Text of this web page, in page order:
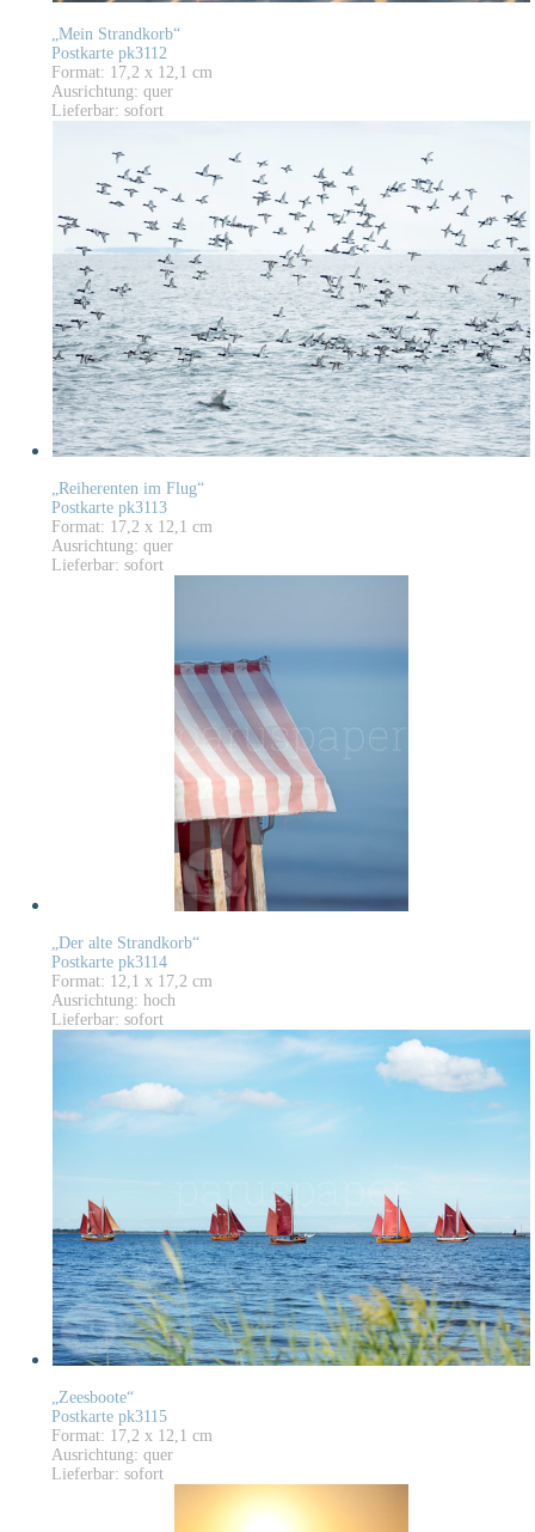
„Mein Strandkorb“
Postkarte pk3112
Format: 17,2 x 12,1 cm
Ausrichtung: quer
Lieferbar: sofort
„Reiherenten im Flug“
Postkarte pk3113
Format: 17,2 x 12,1 cm
Ausrichtung: quer
Lieferbar: sofort
„Der alte Strandkorb“
Postkarte pk3114
Format: 12,1 x 17,2 cm
Ausrichtung: hoch
Lieferbar: sofort
„Zeesboote“
Postkarte pk3115
Format: 17,2 x 12,1 cm
Ausrichtung: quer
Lieferbar: sofort